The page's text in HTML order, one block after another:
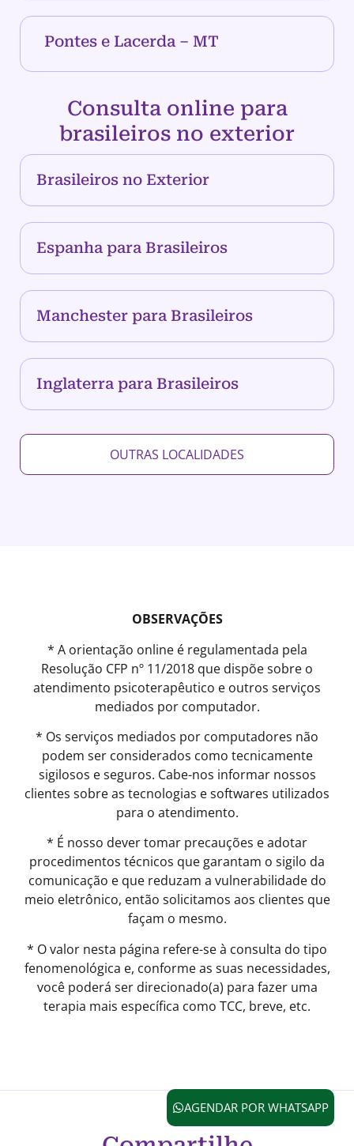
Pontes e Lacerda – MT
Consulta online para
brasileiros no exterior
Brasileiros no Exterior
Espanha para Brasileiros
Manchester para Brasileiros
Inglaterra para Brasileiros
OUTRAS LOCALIDADES
OBSERVAÇÕES
* A orientação online é regulamentada pela
Resolução CFP nº 11/2018 que dispõe sobre o
atendimento psicoterapêutico e outros serviços
mediados por computador.
* Os serviços mediados por computadores não
podem ser considerados como tecnicamente
sigilosos e seguros. Cabe-nos informar nossos
clientes sobre as tecnologias e softwares utilizados
para o atendimento.
* É nosso dever tomar precauções e adotar
procedimentos técnicos que garantam o sigilo da
comunicação e que reduzam a vulnerabilidade do
meio eletrônico, então solicitamos aos clientes que
façam o mesmo.
* O valor nesta página refere-se à consulta do tipo
fenomenológica e, conforme as suas necessidades,
você poderá ser direcionado(a) para fazer uma
terapia mais específica como TCC, breve, etc.
AGENDAR POR WHATSAPP